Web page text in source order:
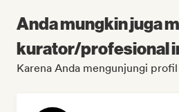
Anda mungkin juga
kurator/profesional
Karena Anda mengunjungi